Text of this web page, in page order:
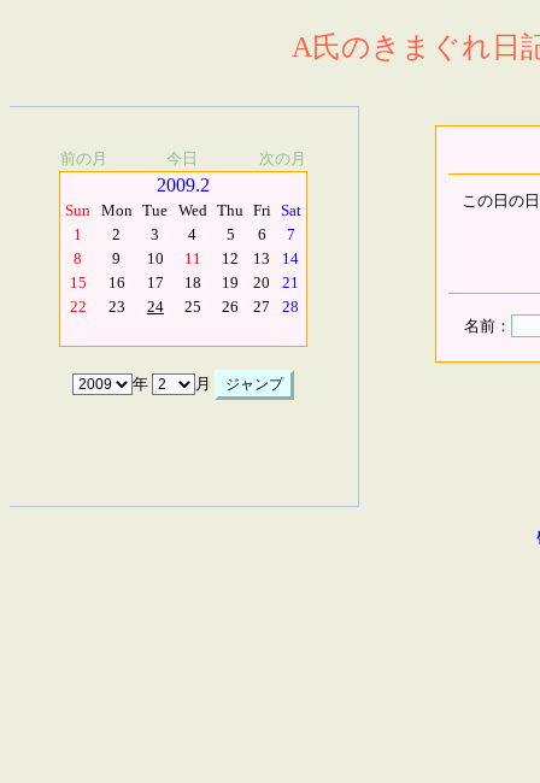
A氏のきまぐれ日
前の月 今日 次の月
2009.2
Sun Mon Tue Wed Thu Fri Sat
1
2 3 4 5 6
7
8
9 10 11 12 13
14
15
16 17 18 19 20
21
22
23 24 25 26 27 28
年 月
この日の
名前：